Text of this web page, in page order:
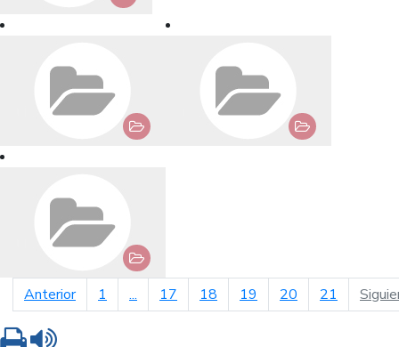
Anteriorpágina anterior
1 ... 17 18 19 20 21
Imprimir